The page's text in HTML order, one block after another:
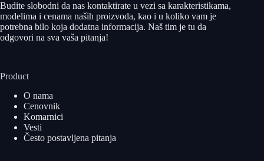
Budite slobodni da nas kontaktirate u vezi sa karakteristikama,
modelima i cenama naših proizvoda, kao i u koliko vam je
potrebna bilo koja dodatna informacija. Naš tim je tu da
odgovori na sva vaša pitanja!
Product
O nama
Cenovnik
Komarnici
Vesti
Često postavljena pitanja